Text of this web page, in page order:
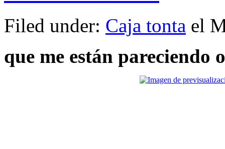
Filed under: Caja tonta el
que me están pareciendo